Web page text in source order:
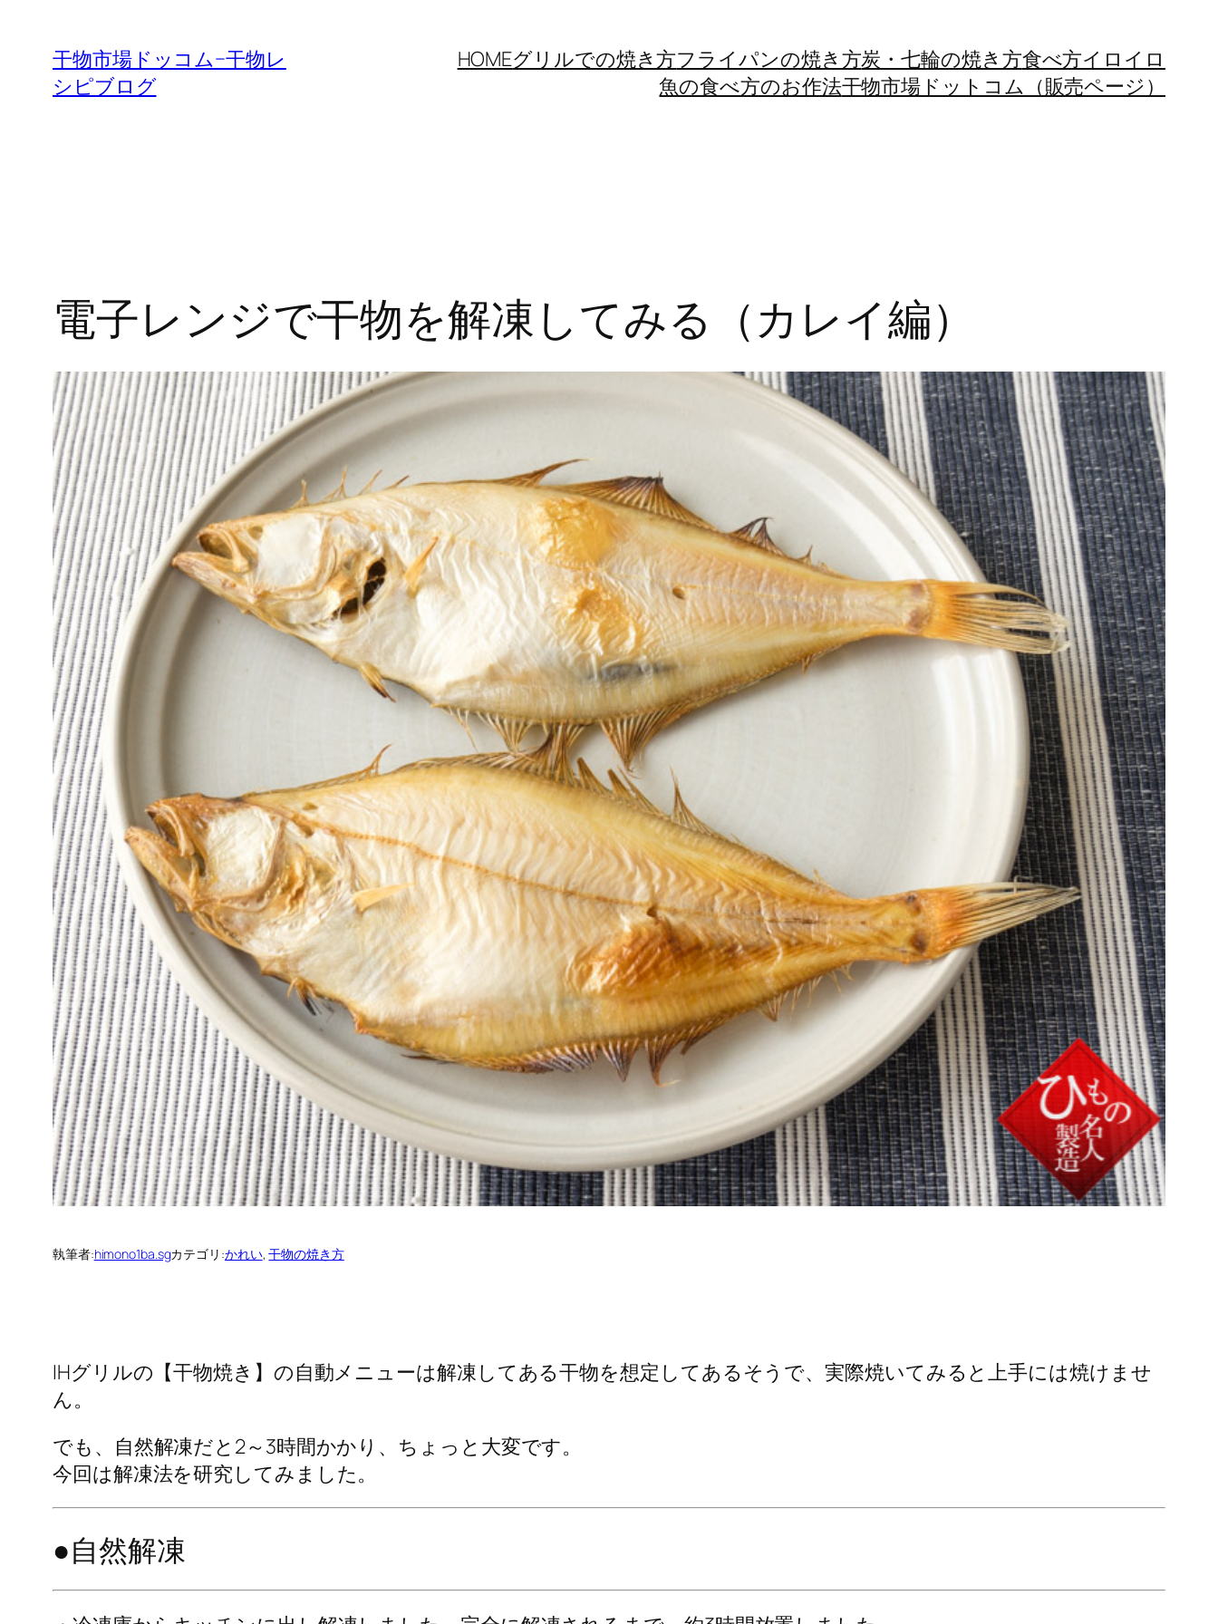
干物市場ドッコム−干物レ
シピブログ
HOMEグリルでの焼き方フライパンの焼き方炭・七輪の焼き方食べ方イロイロ
魚の食べ方のお作法干物市場ドットコム（販売ページ）
電子レンジで干物を解凍してみる（カレイ編）
執筆者:himono1ba.sgカテゴリ:かれい, 干物の焼き方
IHグリルの【干物焼き】の自動メニューは解凍してある干物を想定してあるそうで、実際焼いてみると上手には焼けませ
ん。
でも、自然解凍だと2～3時間かかり、ちょっと大変です。
今回は解凍法を研究してみました。
●自然解凍